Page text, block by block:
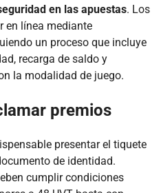
en las apuestas. Los
en línea mediante
un proceso que incluye
recarga de saldo y
la modalidad de juego.
premios
presentar el tiquete
de identidad.
cumplir condiciones